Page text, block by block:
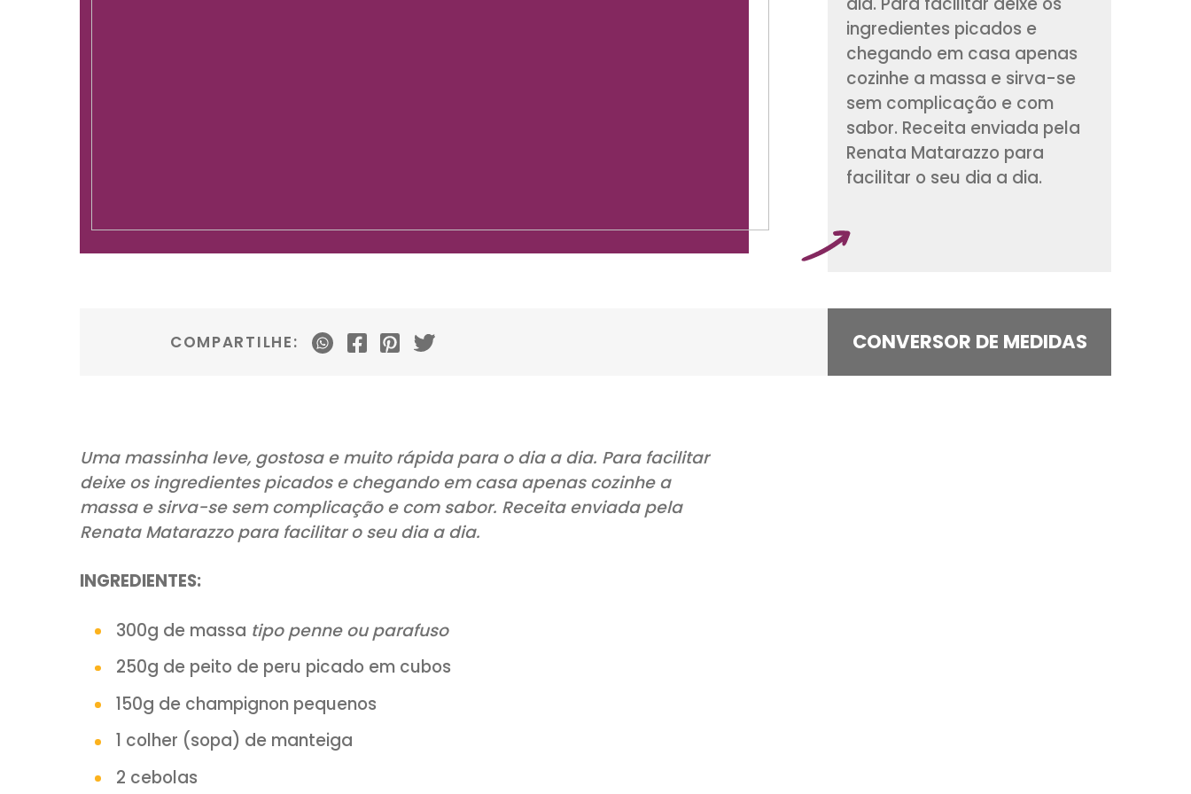
Uma massinha
e muito rápida
dia. Para facilitar
ingredientes
chegando em
cozinhe a massa e
sem complicação
COMPARTILHE:
deixe os ingredientes picados e chegando em casa apenas cozinhe a
massa e sirva-se sem complicação e com sabor. Receita enviada pela
Renata Matarazzo para facilitar o seu dia a dia.
INGREDIENTES: